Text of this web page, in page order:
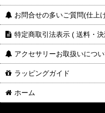
お問合せの多いご質問(仕上
特定商取引法表示 ( 送料・
アクセサリーお取扱いにつ
ラッピングガイド
ホーム